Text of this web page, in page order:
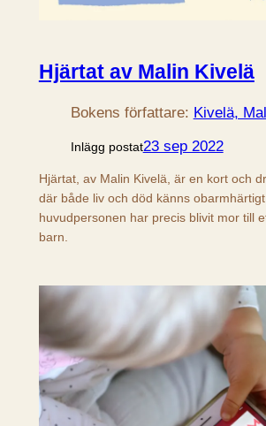
Hjärtat av Malin Kivelä
Bokens författare: Kivelä,
Inlägg postat23 sep 2022
Hjärtat, av Malin Kivelä, är en kort och
där både liv och död känns
huvudpersonen har precis blivit mor till
barn.